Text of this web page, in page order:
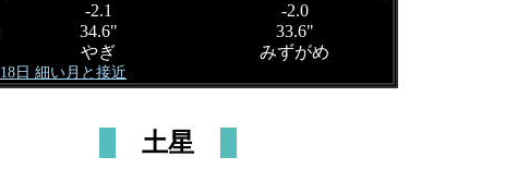
-2.1
-2.0
34.6"
33.6"
やぎ
みずがめ
18日 細い月と接近
土星